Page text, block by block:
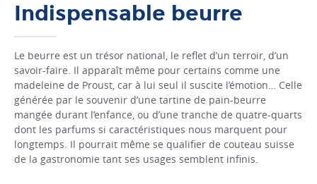
Indispensable beurre
Le beurre est un trésor na­tional, le reflet d’un terroir, d’un
savoir-faire. Il apparaît même pour certains comme une
madeleine de Proust, car à lui seul il suscite l’émotion… Celle
générée par le souvenir d’une tartine de pain-beurre
mangée durant l’enfance, ou d’une tranche de quatre-quarts
dont les parfums si ca­ractéristiques nous marquent pour
longtemps. Il pourrait même se qualifier de couteau suisse
de la gastronomie tant ses usages semblent infinis.